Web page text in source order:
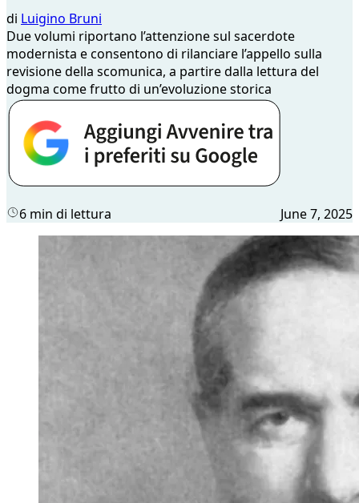
di Luigino Bruni
Due volumi riportano l’attenzione sul sacerdote
modernista e consentono di rilanciare l’appello sulla
revisione della scomunica, a partire dalla lettura del
dogma come frutto di un’evoluzione storica
6 min di lettura June 7, 2025